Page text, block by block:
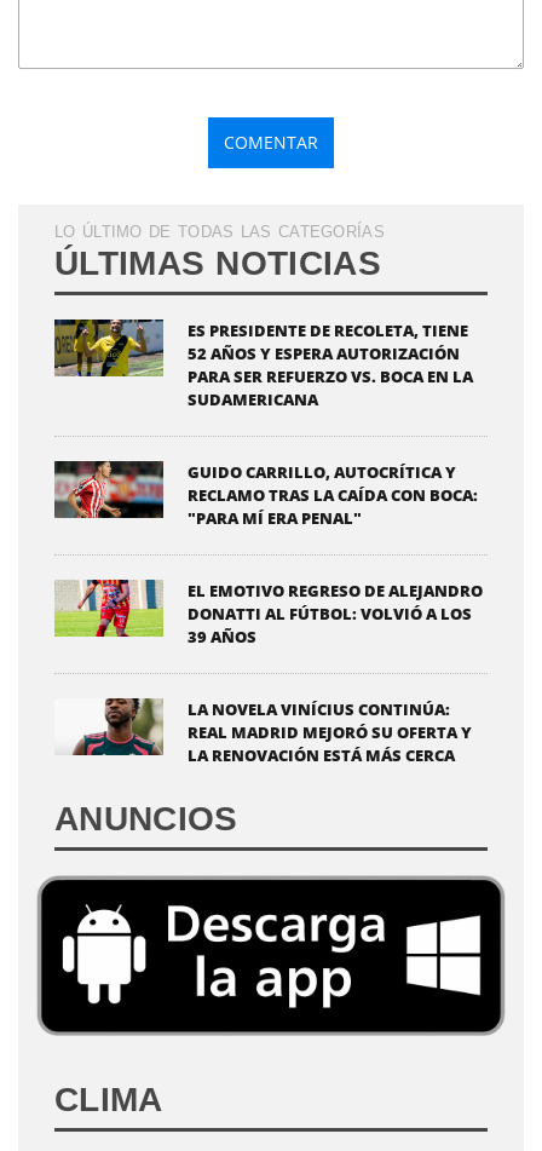
LO ÚLTIMO DE TODAS LAS CATEGORÍAS
ÚLTIMAS NOTICIAS
ES PRESIDENTE DE RECOLETA, TIENE
52 AÑOS Y ESPERA AUTORIZACIÓN
PARA SER REFUERZO VS. BOCA EN LA
SUDAMERICANA
GUIDO CARRILLO, AUTOCRÍTICA Y
RECLAMO TRAS LA CAÍDA CON BOCA:
"PARA MÍ ERA PENAL"
EL EMOTIVO REGRESO DE ALEJANDRO
DONATTI AL FÚTBOL: VOLVIÓ A LOS
39 AÑOS
LA NOVELA VINÍCIUS CONTINÚA:
REAL MADRID MEJORÓ SU OFERTA Y
LA RENOVACIÓN ESTÁ MÁS CERCA
ANUNCIOS
CLIMA